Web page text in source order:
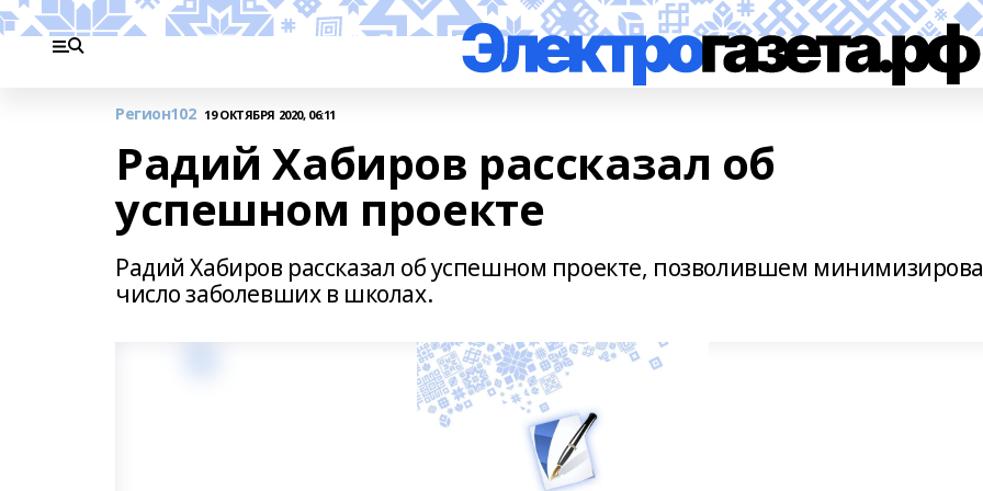
Регион102 19 ОКТЯБРЯ 2020, 06:11
Радий Хабиров рассказал об
успешном проекте
Радий Хабиров рассказал об успешном проекте, позволившем
число заболевших в школах.